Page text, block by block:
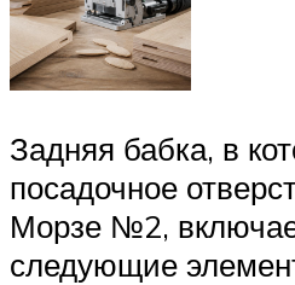
Задняя бабка, в
посадочное
Морзе №2,
следующие